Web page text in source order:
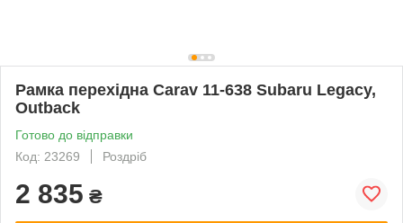
Рамка перехідна Carav 11-638 Subaru Legacy,
Outback
Готово до відправки
Код: 23269
Роздріб
2 835 ₴